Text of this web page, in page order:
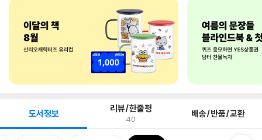
도서정보 리뷰/한줄평
40 배송/반품/교환